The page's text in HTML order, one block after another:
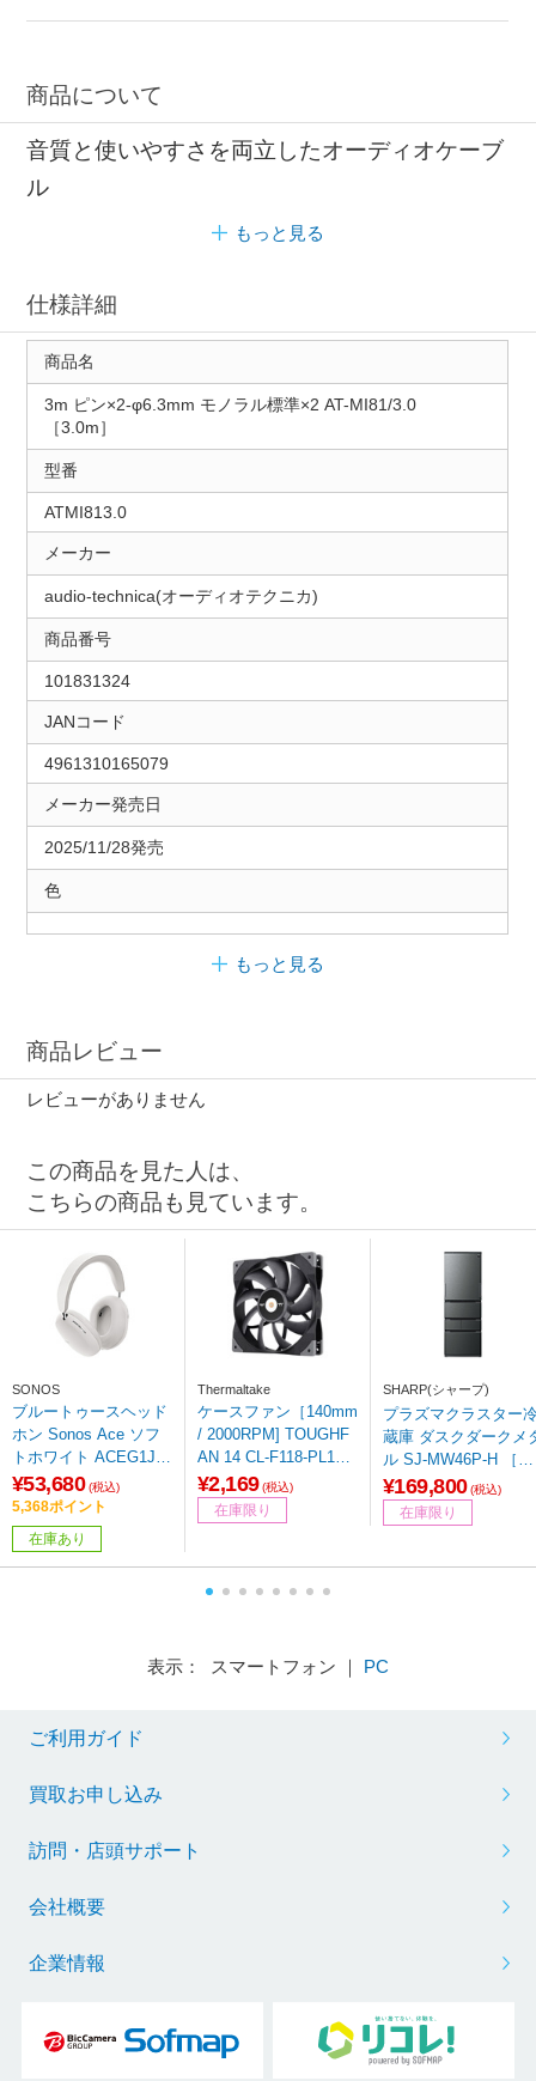
オーディオテクニカ アダプター
商品について
音質と使いやすさを両立したオーディオケーブ
ル
もっと見る
仕様詳細
商品名
3m ピン×2-φ6.3mm モノラル標準×2 AT-MI81/3.0
［3.0m］
型番
ATMI813.0
メーカー
audio-technica(オーディオテクニカ)
商品番号
101831324
JANコード
4961310165079
メーカー発売日
2025/11/28発売
色
もっと見る
商品レビュー
レビューがありません
この商品を見た人は、
こちらの商品も見ています。
SONOS
ブルートゥースヘッド
ホン Sonos Ace ソフ
トホワイト ACEG1JP
1 ［オーバーヘッド型
/ノイズキャンセリング
対応 /Bluetooth対応］
¥53,680 (税込)
5,368ポイント
在庫あり
Thermaltake
ケースファン［140mm
/ 2000RPM] TOUGHF
AN 14 CL-F118-PL14B
L-A
¥2,169 (税込)
在庫限り
SHARP(シャープ)
プラズマクラスター
蔵庫 ダスクダークメタ
ル SJ-MW46P-H ［
5cm /457L /5ドア /左
右開きタイプ］ 【基本
設置料金セット】
¥169,800 (税込)
在庫限り
表示： スマートフォン ｜ PC
ご利用ガイド
買取お申し込み
訪問・店頭サポート
会社概要
企業情報